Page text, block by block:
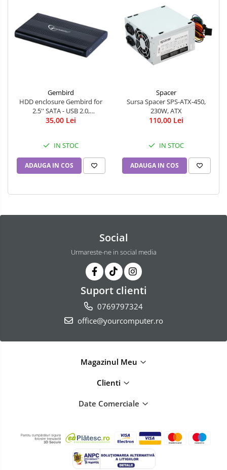
Gembird
HDD enclosure Gembird for
2.5'' SATA - USB 2.0,
Aluminium, Black
35,00 Lei
IN STOC
ADAUGA IN COS
Spacer
Sursa Spacer SPS-ATX-450,
230W, ATX
110,00 Lei
IN STOC
ADAUGA IN COS
Social
Urmareste-ne in social media
Suport clienti
0769797324
office@yourcomputer.ro
Magazinul Meu
Clienti
Date Comerciale